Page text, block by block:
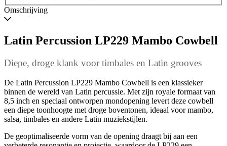
Omschrijving
Latin Percussion LP229 Mambo Cowbell
Diepe, droge klank voor timbales en Latin grooves
De Latin Percussion LP229 Mambo Cowbell is een klassieker
binnen de wereld van Latin percussie. Met zijn royale formaat van
8,5 inch en speciaal ontworpen mondopening levert deze cowbell
een diepe toonhoogte met droge boventonen, ideaal voor mambo,
salsa, timbales en andere Latin muziekstijlen.
De geoptimaliseerde vorm van de opening draagt bij aan een